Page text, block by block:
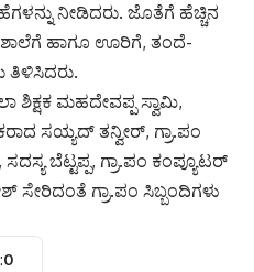
ನೀಡಿದರು. ಜೊತೆಗೆ ಹೆಚ್ಚಿನ
ಶಾಲೆಗೆ ಹಾಗೂ ಊರಿಗೆ, ತಂದೆ-
ತಿಳಿಸಿದರು.
ಶಿಕ್ಷಕ ಮಹದೇವಪ್ಪ ಸ್ವಾಮಿ,
ಸಯ್ಯದ್ ತನ್ವೀರ್, ಗ್ರಾ.ಪಂ
ಬೆಟ್ಟಪ್ಪ, ಗ್ರಾ.ಪಂ ಕಂಪ್ಯೂಟರ್
ಸೇರಿದಂತೆ ಗ್ರಾ.ಪಂ ಸಿಬ್ಬಂದಿಗಳು
0